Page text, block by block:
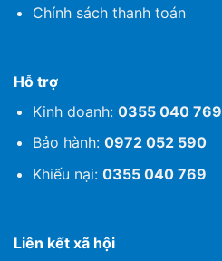
Chính sách thanh toán
Hỗ trợ
Kinh doanh: 0355 040 769
Bảo hành: 0972 052 590
Khiếu nại: 0355 040 769
Liên kết xã hội